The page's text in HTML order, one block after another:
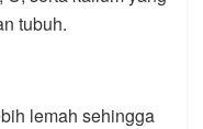
tubuh.
lemah sehingga